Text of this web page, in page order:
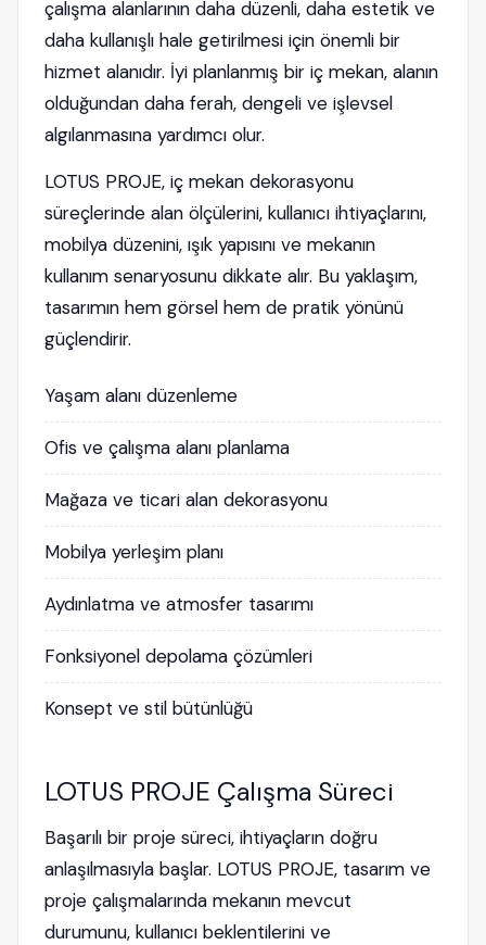
çalışma alanlarının daha düzenli, daha estetik ve
daha kullanışlı hale getirilmesi için önemli bir
hizmet alanıdır. İyi planlanmış bir iç mekan, alanın
olduğundan daha ferah, dengeli ve işlevsel
algılanmasına yardımcı olur.
LOTUS PROJE, iç mekan dekorasyonu
süreçlerinde alan ölçülerini, kullanıcı ihtiyaçlarını,
mobilya düzenini, ışık yapısını ve mekanın
kullanım senaryosunu dikkate alır. Bu yaklaşım,
tasarımın hem görsel hem de pratik yönünü
güçlendirir.
Yaşam alanı düzenleme
Ofis ve çalışma alanı planlama
Mağaza ve ticari alan dekorasyonu
Mobilya yerleşim planı
Aydınlatma ve atmosfer tasarımı
Fonksiyonel depolama çözümleri
Konsept ve stil bütünlüğü
LOTUS PROJE Çalışma Süreci
Başarılı bir proje süreci, ihtiyaçların doğru
anlaşılmasıyla başlar. LOTUS PROJE, tasarım ve
proje çalışmalarında mekanın mevcut
durumunu, kullanıcı beklentilerini ve